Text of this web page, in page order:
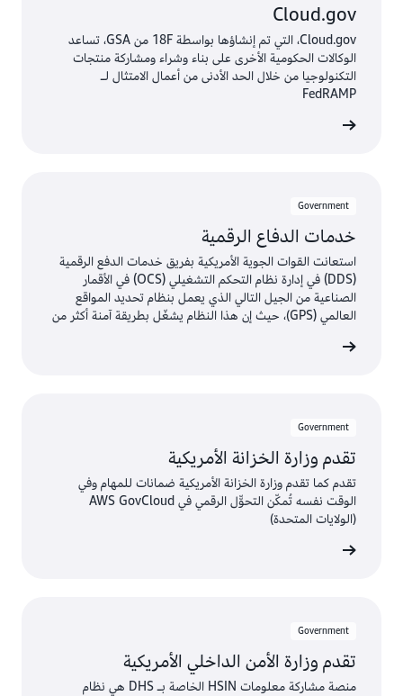
Cloud.gov
Cloud.gov، التي تم إنشاؤها بواسطة 18F من GSA، تساعد
الوكالات الحكومية الأخرى على بناء وشراء ومشاركة منتجات
التكنولوجيا من خلال الحد الأدنى من أعمال الامتثال لـ
FedRAMP
Government
خدمات الدفاع الرقمية
استعانت القوات الجوية الأمريكية بفريق خدمات الدفع الرقمية
(DDS) في إدارة نظام التحكم التشغيلي (OCS) في الأقمار
الصناعية من الجيل التالي الذي يعمل بنظام تحديد المواقع
العالمي (GPS)، حيث إن هذا النظام يشغّل بطريقة آمنة أكثر من
GovCloud (الولايات المتحدة)
Government
تقدم وزارة الخزانة الأمريكية
تقدم كما تقدم وزارة الخزانة الأمريكية ضمانات للمهام وفي
الوقت نفسه تُمكّن التحوّّل الرقمي في AWS GovCloud
(الولايات المتحدة)
Government
تقدم وزارة الأمن الداخلي الأمريكية
منصة مشاركة معلومات HSIN الخاصة بـ DHS هي نظام